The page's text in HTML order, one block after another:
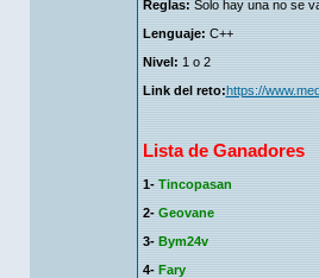
Reglas: Solo hay una no se
Lenguaje: C++
Nivel: 1 o 2
Link del reto:https://
Lista de Ganadores
1- Tincopasan
2- Geovane
3- Bym24v
4- Fary